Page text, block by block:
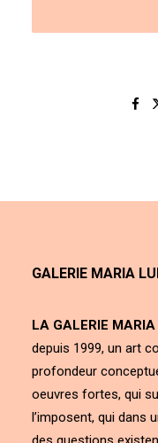
GALERIE MARIA
LA GALERIE
depuis 1999, un art
profondeur
oeuvres fortes, qui
l’imposent, qui dans